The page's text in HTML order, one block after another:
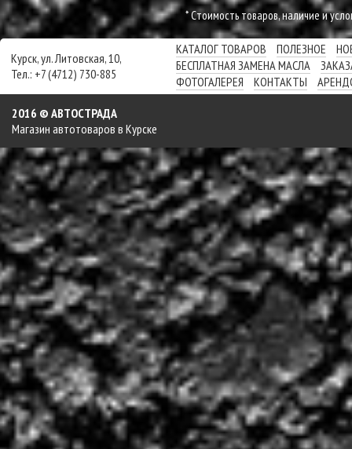
* Cтоимость товаров, наличие и
Курск, ул. Литовская, 10,
Тел.: +7 (4712) 730-885
КАТАЛОГ ТОВАРОВ ПОЛЕЗНОЕ
БЕСПЛАТНАЯ ЗАМЕНА МАСЛА
ФОТОГАЛЕРЕЯ
КОНТАКТЫ
2016 © АВТОСТРАДА
Магазин автотоваров в Курске